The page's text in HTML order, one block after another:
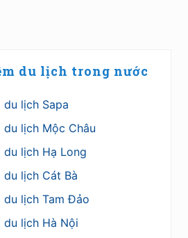
du lịch trong nước
du lịch Sapa
du lịch Mộc Châu
du lịch Hạ Long
du lịch Cát Bà
du lịch Tam Đảo
du lịch Hà Nội